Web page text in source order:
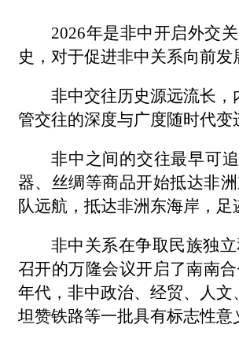
2026年是非中开启外交
史，对于促进非中关系向前
非中交往历史源远流长
管交往的深度与广度随时代
非中之间的交往最早可
器、丝绸等商品开始抵达非
队远航，抵达非洲东海岸，
非中关系在争取民族独
召开的万隆会议开启了南南
年代，非中政治、经贸、人
坦赞铁路等一批具有标志性意